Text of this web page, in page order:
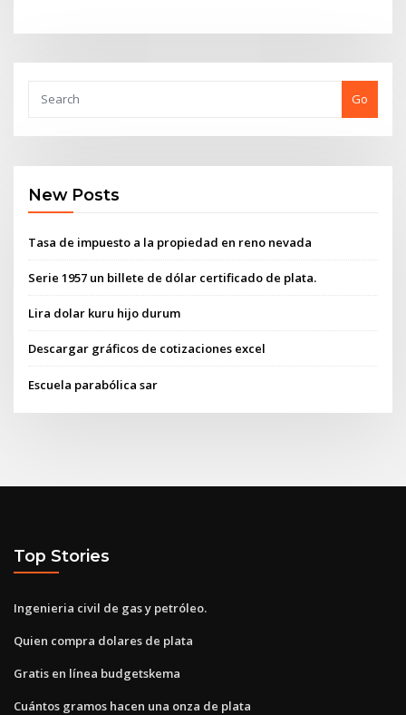
Go
New Posts
Tasa de impuesto a la propiedad en reno nevada
Serie 1957 un billete de dólar certificado de plata.
Lira dolar kuru hijo durum
Descargar gráficos de cotizaciones excel
Escuela parabólica sar
Top Stories
Ingenieria civil de gas y petróleo.
Quien compra dolares de plata
Gratis en línea budgetskema
Cuántos gramos hacen una onza de plata